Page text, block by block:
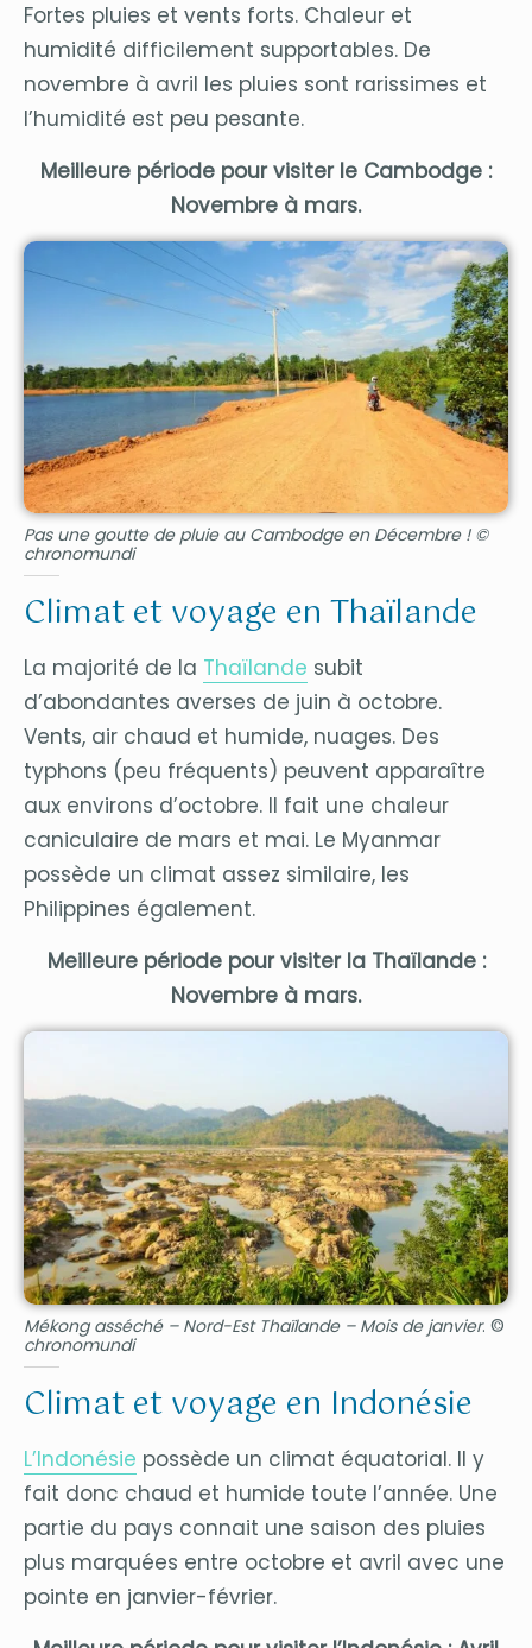
Fortes pluies et vents forts. Chaleur et
humidité difficilement supportables. De
novembre à avril les pluies sont rarissimes et
l’humidité est peu pesante.
Meilleure période pour visiter le Cambodge :
Novembre à mars.
Pas une goutte de pluie au Cambodge en Décembre ! ©
chronomundi
Climat et voyage en Thaïlande
La majorité de la Thaïlande subit
d’abondantes averses de juin à octobre.
Vents, air chaud et humide, nuages. Des
typhons (peu fréquents) peuvent apparaître
aux environs d’octobre. Il fait une chaleur
caniculaire de mars et mai. Le Myanmar
possède un climat assez similaire, les
Philippines également.
Meilleure période pour visiter la Thaïlande :
Novembre à mars.
Mékong asséché – Nord-Est Thaïlande – Mois de janvier. ©
chronomundi
Climat et voyage en Indonésie
L’Indonésie possède un climat équatorial. Il y
fait donc chaud et humide toute l’année. Une
partie du pays connait une saison des pluies
plus marquées entre octobre et avril avec une
pointe en janvier-février.